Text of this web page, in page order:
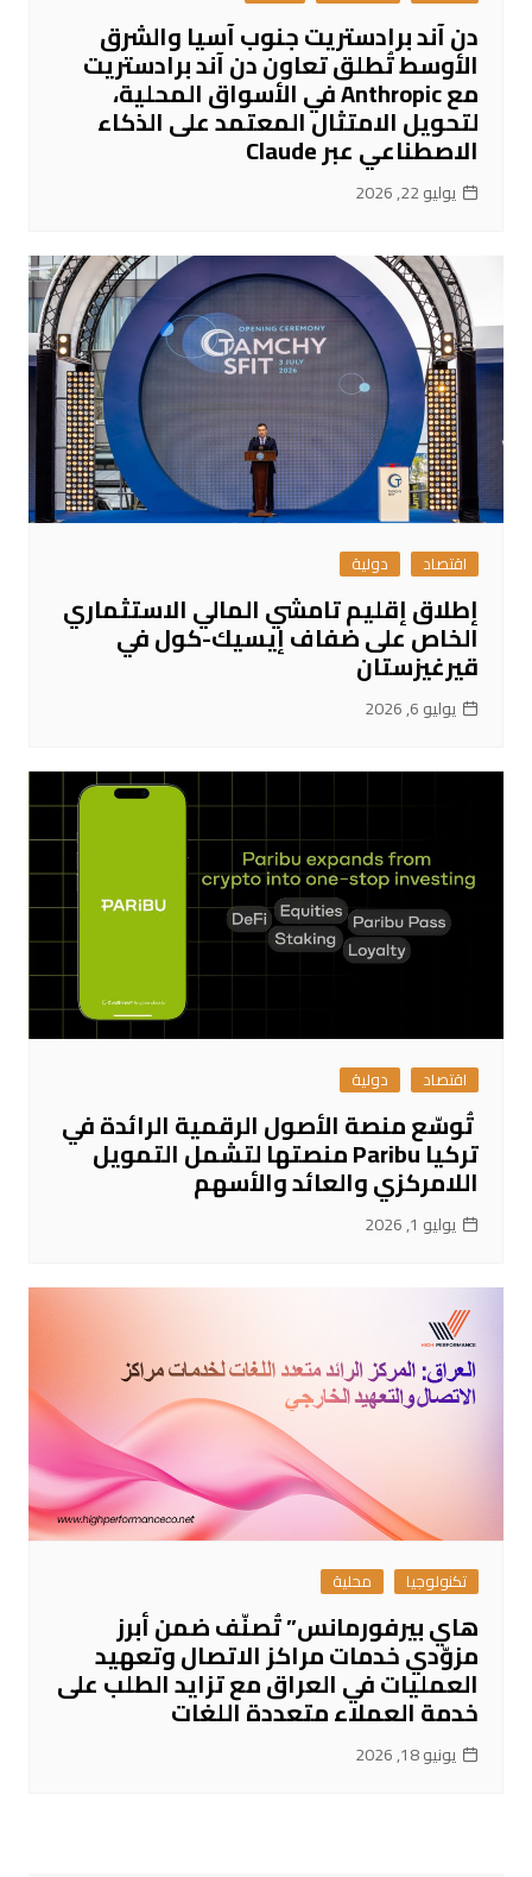
دن آند برادستريت جنوب آسيا والشرق
الأوسط تُطلق تعاون دن آند برادستريت
مع Anthropic في الأسواق المحلية،
لتحويل الامتثال المعتمد على الذكاء
الاصطناعي عبر Claude
يوليو 22, 2026
اقتصاد دولية
إطلاق إقليم تامشي المالي الاستثماري
الخاص على ضفاف إيسيك-كول في
قيرغيزستان
يوليو 6, 2026
اقتصاد دولية
تُوسّع منصة الأصول الرقمية الرائدة في
تركيا Paribu منصتها لتشمل التمويل
اللامركزي والعائد والأسهم
يوليو 1, 2026
تكنولوجيا محلية
هاي بيرفورمانس” تُصنّف ضمن أبرز
مزوّدي خدمات مراكز الاتصال وتعهيد
العمليات في العراق مع تزايد الطلب على
خدمة العملاء متعددة اللغات
يونيو 18, 2026